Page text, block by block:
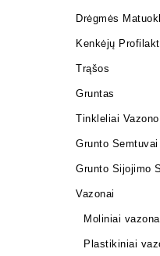
Drėgmės
Kenkėjų
Trąšos
Gruntas
Tinkleliai
Grunto Semtuvai
Grunto Sijojimo
Vazonai
Moliniai
Plastikiniai